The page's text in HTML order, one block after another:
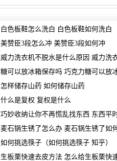
白色板鞋怎么洗白 白色板鞋如何洗白
美赞臣3段怎么冲 美赞臣3段如何冲
威力洗衣机不脱水是什么原因 威力洗
糖可以放冰箱保存吗 巧克力糖可以放
怎样储存山药 如何储存山药
什么是复权 复权是什么
巧妙收纳让你不再慌乱找东西 东西平
麦石锅生锈了怎么办 麦石锅生锈了如
如何挑选筷子（如何挑选筷子 知乎）
生板栗快速去皮方法 怎么给生板栗快